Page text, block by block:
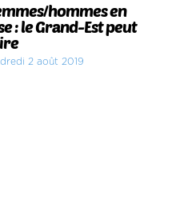
hommes en
: le Grand-Est peut
2 août 2019